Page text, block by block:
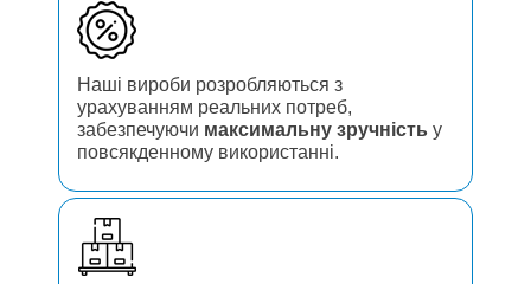
Наші вироби розробляються з
урахуванням реальних потреб,
забезпечуючи максимальну зручність у
повсякденному використанні.